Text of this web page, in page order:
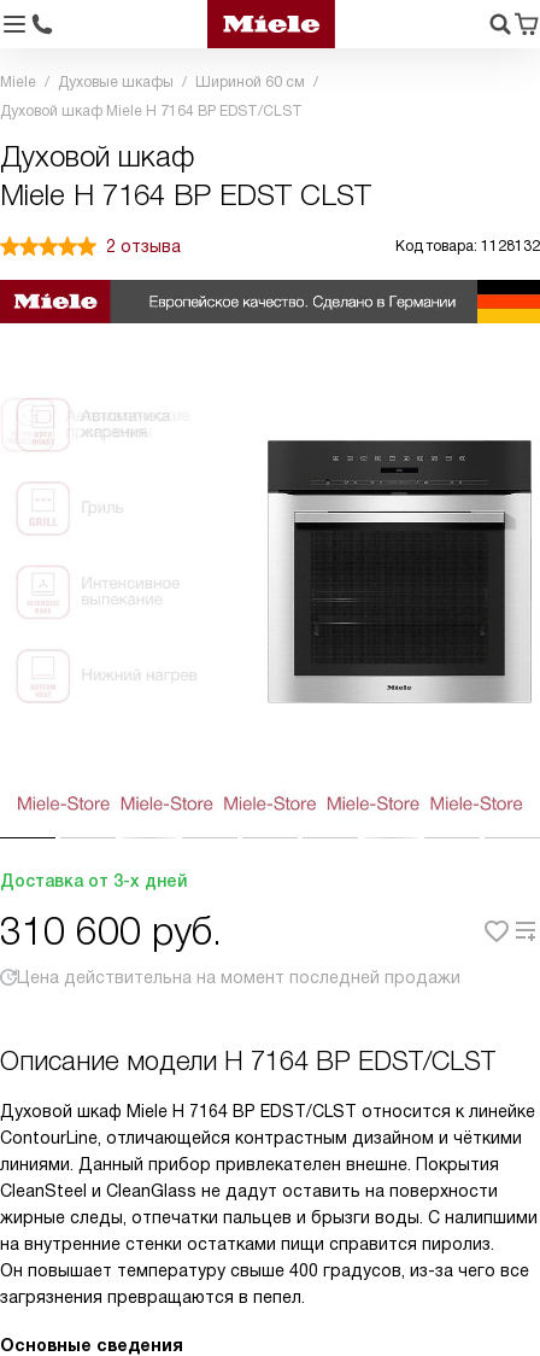
Miele Духовые шкафы
Шириной 60 см
Духовой шкаф Miele H 7164 BP EDST/CLST
Духовой шкаф
Miele H 7164 BP EDST CLST
2 отзыва Код товара: 1128132
Доставка от 3-х дней
310 600 руб.
Цена действительна на момент последней продажи
Описание модели H 7164 BP EDST/CLST
Духовой шкаф Miele H 7164 BP EDST/CLST относится к линейке
ContourLine, отличающейся контрастным дизайном и чёткими
линиями. Данный прибор привлекателен внешне. Покрытия
CleanSteel и CleanGlass не дадут оставить на поверхности
жирные следы, отпечатки пальцев и брызги воды. С налипшими
на внутренние стенки остатками пищи справится пиролиз.
Он повышает температуру свыше 400 градусов, из-за чего все
загрязнения превращаются в пепел.
Основные сведения